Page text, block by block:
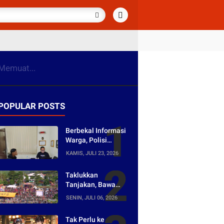
POSTS
Berbekal Informasi
Warga, Polisi
Bongkar Jaringan
Peredaran Obat
Purwakarta
KAMIS, JULI 23, 2026
Taklukkan
Tanjakan, Bawa
Pulang Mobil!
Napak Wates #5
SENIN, JULI 06, 2026
Tak Perlu ke